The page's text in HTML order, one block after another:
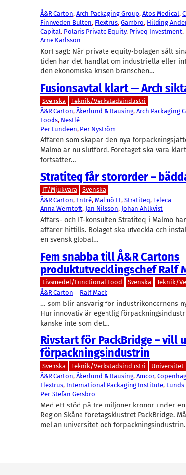
Å&R Carton, Arch Packaging Group, Atos Medical,
Finnveden Bulten, Flextrus, Gambro, Hilding
Capital, Polaris Private Equity, Priveq Investment,
Arne Karlsson
Kort sagt: När private equity-bolagen sålt
tiden har det handlat om industriella eller
den ekonomiska krisen branschen…
Fusionsavtal klart — Arch
Svenska Teknik/Verkstadsindustri
Å&R Carton, Åkerlund & Rausing, Arch Packaging
Foods, Nestlé
Per Lundeen, Per Nyström
Affären som skapar den nya
Malmö är nu slutförd. Företaget ska vara
fortsätter…
Stratiteq får stororder –
IT/Mjukvara Svenska
Å&R Carton, Entré, Malmö FF, Stratiteq, Teleca
Anna Werntoft, Jan Nilsson, Johan Ahlkvist
Affärs- och IT-konsulten Stratiteq i Malmö
affärer hittills. Bolaget ska utveckla och
en svensk global…
Fem snabba till Å&R Cartons
produktutvecklingschef Ralf
Livsmedel/Functional Food Svenska Teknik/
Å&R Carton
Ralf Mack
… som blir ansvarig för industrikoncernens
Hur innovativ är egentlig
kanske inte som det…
Rivstart för PackBridge – vill
förpackningsindustrin
Svenska Teknik/Verkstadsindustri Universitet
Å&R Carton, Åkerlund & Rausing, Amcor,
Flextrus, International Packaging Institute,
Per-Stefan Gersbro
Med ett stöd på tre miljoner kronor under
Region Skåne företagsklustret PackBridge.
mellan universitet och